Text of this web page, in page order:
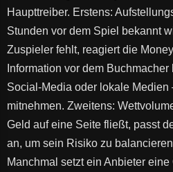
Haupttreiber. Erstens:
Stunden vor dem Spiel bekannt
Zuspieler fehlt, reagiert die
Information vor dem
Social-Media oder lokale Medien
mitnehmen. Zweitens:
Geld auf eine Seite fließt, passt
an, um sein Risiko zu
Manchmal setzt ein Anbieter